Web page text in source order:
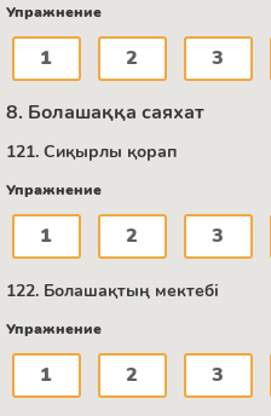
Упражнение
1 2 3
8. Болашаққа саяхат
121. Сиқырлы қорап
Упражнение
1 2 3
122. Болашақтың мектебі
Упражнение
1 2 3